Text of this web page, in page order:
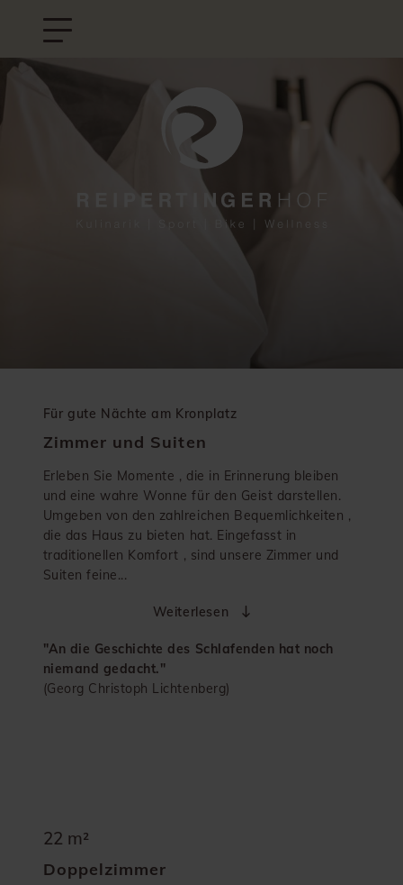
Für gute Nächte am Kronplatz
Zimmer und Suiten
Erleben Sie Momente , die in Erinnerung bleiben
und eine wahre Wonne für den Geist darstellen.
Umgeben von den zahlreichen Bequemlichkeiten ,
die das Haus zu bieten hat. Eingefasst in
traditionellen Komfort , sind unsere Zimmer und
Suiten feine...
Weiterlesen
"An die Geschichte des Schlafenden hat noch
niemand gedacht."
(Georg Christoph Lichtenberg)
22 m²
Doppelzimmer